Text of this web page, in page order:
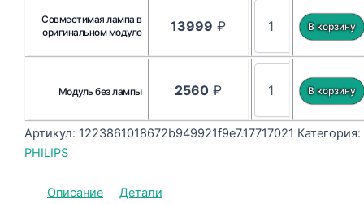
Совместимая лампа в
оригинальном модуле
13999 ₽
Модуль без лампы 2560₽
Артикул: 1223861018672b949921f9e7.17717021 Категория:
PHILIPS
Описание Детали